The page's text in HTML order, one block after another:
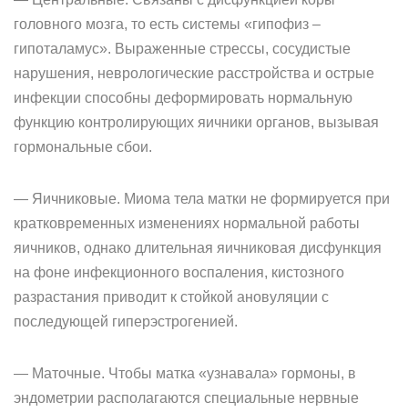
головного мозга, то есть системы «гипофиз –
гипоталамус». Выраженные стрессы, сосудистые
нарушения, неврологические расстройства и острые
инфекции способны деформировать нормальную
функцию контролирующих яичники органов, вызывая
гормональные сбои.
— Яичниковые. Миома тела матки не формируется при
кратковременных изменениях нормальной работы
яичников, однако длительная яичниковая дисфункция
на фоне инфекционного воспаления, кистозного
разрастания приводит к стойкой ановуляции с
последующей гиперэстрогенией.
— Маточные. Чтобы матка «узнавала» гормоны, в
эндометрии располагаются специальные нервные